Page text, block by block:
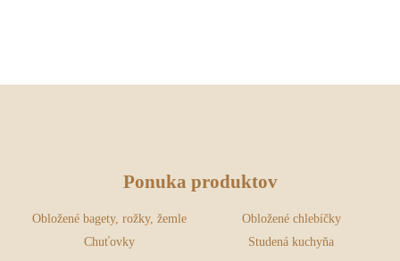
Ponuka produktov
Obložené bagety, rožky, žemle
Obložené chlebíčky
Chuťovky
Studená kuchyňa